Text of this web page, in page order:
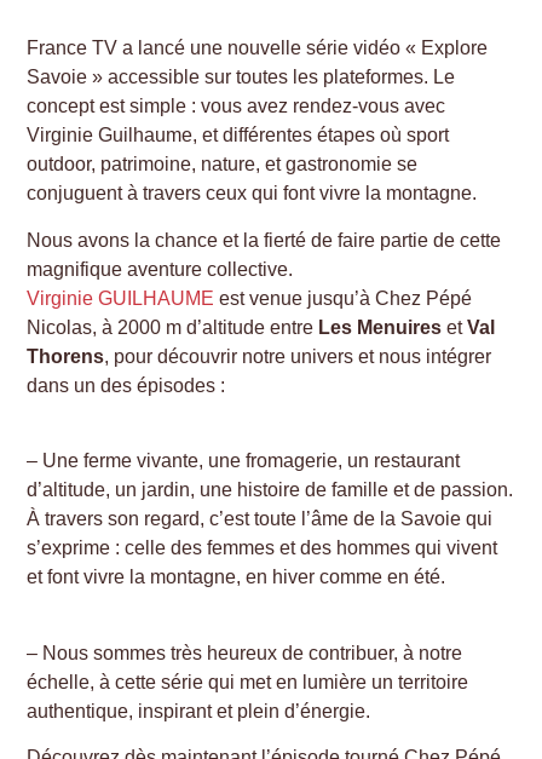
France TV a lancé une nouvelle série vidéo « Explore
Savoie » accessible sur toutes les plateformes. Le
concept est simple : vous avez rendez-vous avec
Virginie Guilhaume, et différentes étapes où sport
outdoor, patrimoine, nature, et gastronomie se
conjuguent à travers ceux qui font vivre la montagne.
Nous avons la chance et la fierté de faire partie de cette
magnifique aventure collective.
Virginie GUILHAUME est venue jusqu’à Chez Pépé
Nicolas, à 2000 m d’altitude entre Les Menuires etVal
Thorens, pour découvrir notre univers et nous intégrer
dans un des épisodes :
– Une ferme vivante, une fromagerie, un restaurant
d’altitude, un jardin, une histoire de famille et de passion.
À travers son regard, c’est toute l’âme de la Savoie qui
s’exprime : celle des femmes et des hommes qui vivent
et font vivre la montagne, en hiver comme en été.
– Nous sommes très heureux de contribuer, à notre
échelle, à cette série qui met en lumière un territoire
authentique, inspirant et plein d’énergie.